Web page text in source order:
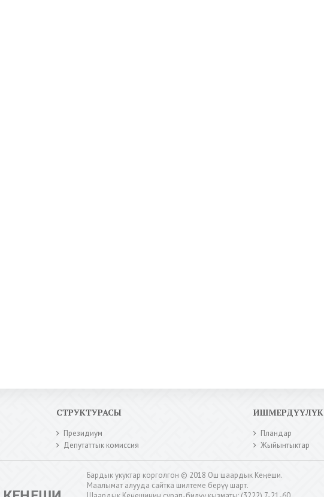
СТРУКТУРАСЫ
Президиум
Депутаттык комиссия
ИШМЕРДҮҮЛҮК
Пландар
Жыйынтыктар
Бардык укуктар корголгон © 2018 Ош шаардык Кеңеши.
Маалымат алууда сайтка шилтеме берүү шарт.